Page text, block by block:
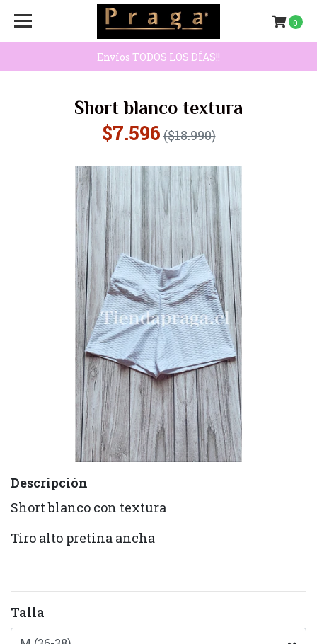
Envíos TODOS LOS DÍAS!!
0
Short blanco textura
$7.596($18.990)
Descripción
Short blanco con textura
Tiro alto pretina ancha
Talla